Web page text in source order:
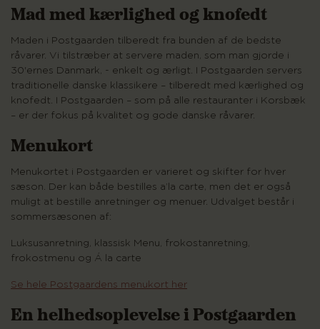
Mad med kærlighed og knofedt
Maden i Postgaarden tilberedt fra bunden af de bedste
råvarer. Vi tilstræber at servere maden, som man gjorde i
30'ernes Danmark, - enkelt og ærligt. I Postgaarden servers
traditionelle danske klassikere – tilberedt med kærlighed og
knofedt. I Postgaarden – som på alle restauranter i Korsbæk
– er der fokus på kvalitet og gode danske råvarer.
Menukort
Menukortet i Postgaarden er varieret og skifter for hver
sæson. Der kan både bestilles a’la carte, men det er også
muligt at bestille anretninger og menuer. Udvalget består i
sommersæsonen af:
Luksusanretning, klassisk Menu, frokostanretning,
frokostmenu og Á la carte
Se hele Postgaardens menukort her
En helhedsoplevelse i Postgaarden